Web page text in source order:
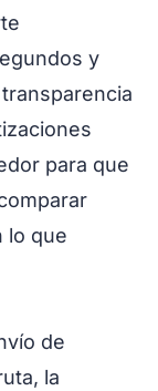
y
para que
lo que
de
la